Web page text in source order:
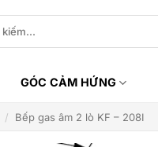
GÓC CẢM HỨNG
/ Bếp gas âm 2 lò KF – 208I